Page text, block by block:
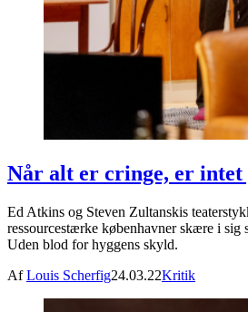
Når alt er cringe, er
Ed Atkins og Steven Zultanskis
ressourcestærke københavner skære i sig
Uden blod for hyggens skyld.
AfLouis Scherfig24.03.22Kritik